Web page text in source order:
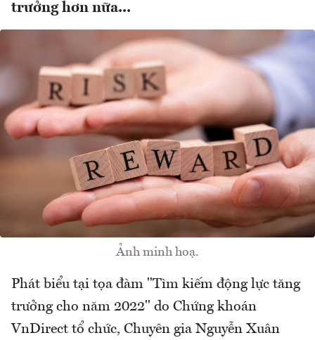
trưởng hơn nữa...
Ảnh minh hoạ.
Phát biểu tại tọa đàm "Tìm kiếm động lực tăng
trưởng cho năm 2022" do Chứng khoán
VnDirect tổ chức, Chuyên gia Nguyễn Xuân